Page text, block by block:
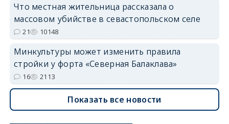
Что местная жительница рассказала о
массовом убийстве в севастопольском селе
21 10148
Минкультуры может изменить правила
стройки у форта «Северная Балаклава»
16 2113
Показать все новости